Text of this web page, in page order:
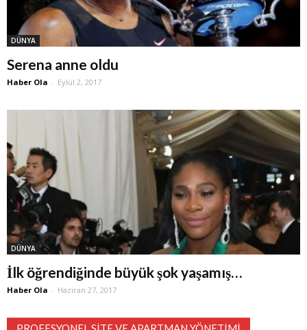
DÜNYA
Serena anne oldu
Haber Ola - Eylül 2, 2017
DÜNYA
İlk öğrendiğinde büyük şok yaşamış…
Haber Ola - Haziran 27, 2017